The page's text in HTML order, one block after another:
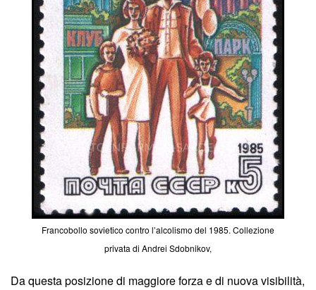
Francobollo sovietico contro l’alcolismo del 1985. Collezione
privata di Andrei Sdobnikov,
Da questa posizione di maggiore forza e di nuova visibilità,